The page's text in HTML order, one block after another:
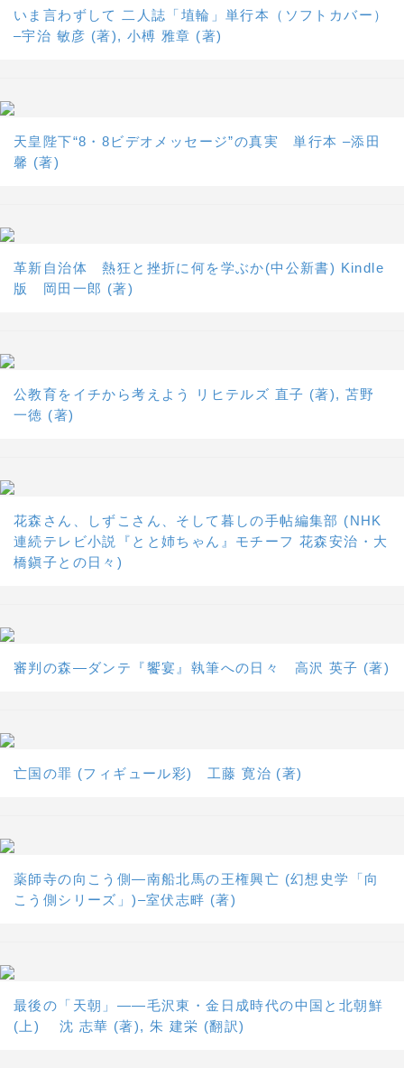
いま言わずして 二人誌「埴輪」単行本（ソフトカバー）
–宇治 敏彦 (著), 小榑 雅章 (著)
天皇陛下“8・8ビデオメッセージ”の真実 単行本 –添田
馨 (著)
革新自治体 熱狂と挫折に何を学ぶか(中公新書) Kindle
版 岡田一郎 (著)
公教育をイチから考えよう リヒテルズ 直子 (著), 苫野
一徳 (著)
花森さん、しずこさん、そして暮しの手帖編集部 (NHK
連続テレビ小説『とと姉ちゃん』モチーフ 花森安治・大
橋鎭子との日々)
審判の森―ダンテ『饗宴』執筆への日々 高沢 英子 (著)
亡国の罪 (フィギュール彩) 工藤 寛治 (著)
薬師寺の向こう側―南船北馬の王権興亡 (幻想史学「向
こう側シリーズ」)–室伏志畔 (著)
最後の「天朝」――毛沢東・金日成時代の中国と北朝鮮
(上) 沈 志華 (著), 朱 建栄 (翻訳)